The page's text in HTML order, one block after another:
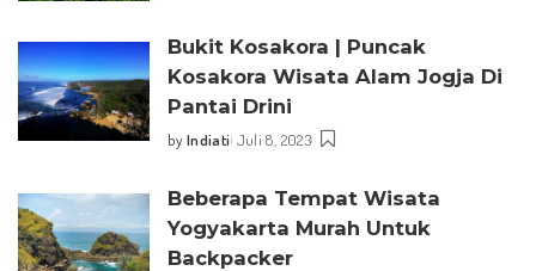
Bukit Kosakora | Puncak
Kosakora Wisata Alam Jogja Di
Pantai Drini
Posted
by Indiati Juli 8, 2023
Beberapa Tempat Wisata
Yogyakarta Murah Untuk
Backpacker